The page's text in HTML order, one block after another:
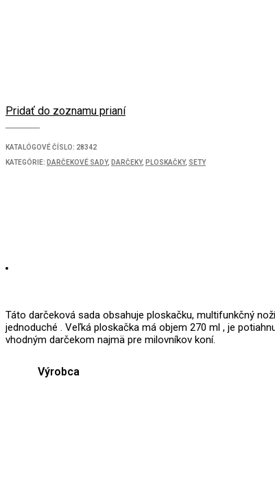
Pridať do zoznamu prianí
KATALÓGOVÉ ČÍSLO: 28342
KATEGÓRIE: DARČEKOVÉ SADY, DARČEKY, PLOSKAČKY, SETY
Táto darčeková sada obsahuje ploskačku, multifunkčný
jednoduché . Veľká ploskačka má objem 270 ml , je
vhodným darčekom najmä pre milovníkov koní.
Výrobca